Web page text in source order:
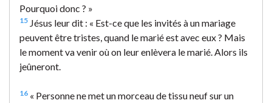
Pourquoi donc ? »
15 Jésus leur dit : « Est-ce que les invités à un mariage
peuvent être tristes, quand le marié est avec eux ? Mais
le moment va venir où on leur enlèvera le marié. Alors ils
jeûneront.
16 « Personne ne met un morceau de tissu neuf sur un